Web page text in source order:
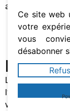
avec des départs
Bonne
Les
l’organisation
vie en attendant
Ce site web
votre
vous
désabonner